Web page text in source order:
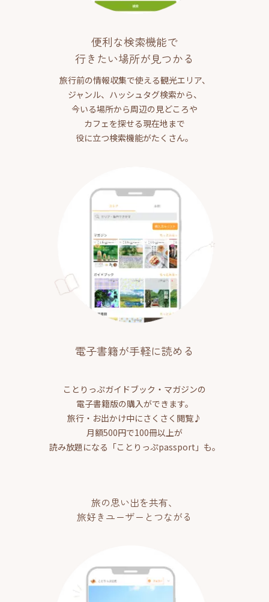
便利な検索機能で
行きたい場所が見つかる
旅行前の情報収集で使える観光エリア、
ジャンル、ハッシュタグ検索から、
今いる場所から周辺の見どころや
カフェを探せる現在地まで
役に立つ検索機能がたくさん。
電子書籍が手軽に読める
ことりっぷガイドブック・マガジンの
電子書籍版の購入ができます。
旅行・お出かけ中にさくさく閲覧♪
月額500円で100冊以上が
読み放題になる「ことりっぷpassport」も。
旅の思い出を共有、
旅好きユーザーとつながる